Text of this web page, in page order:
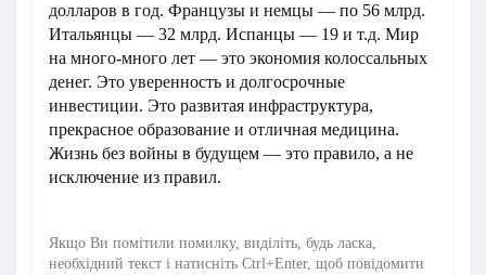
долларов в год. Французы и немцы — по 56 млрд.
Итальянцы — 32 млрд. Испанцы — 19 и т.д. Мир
на много-много лет — это экономия колоссальных
денег. Это уверенность и долгосрочные
инвестиции. Это развитая инфраструктура,
прекрасное образование и отличная медицина.
Жизнь без войны в будущем — это правило, а не
исключение из правил.
Якщо Ви помітили помилку, виділіть, будь ласка,
необхідний текст і натисніть Ctrl+Enter, щоб повідомити